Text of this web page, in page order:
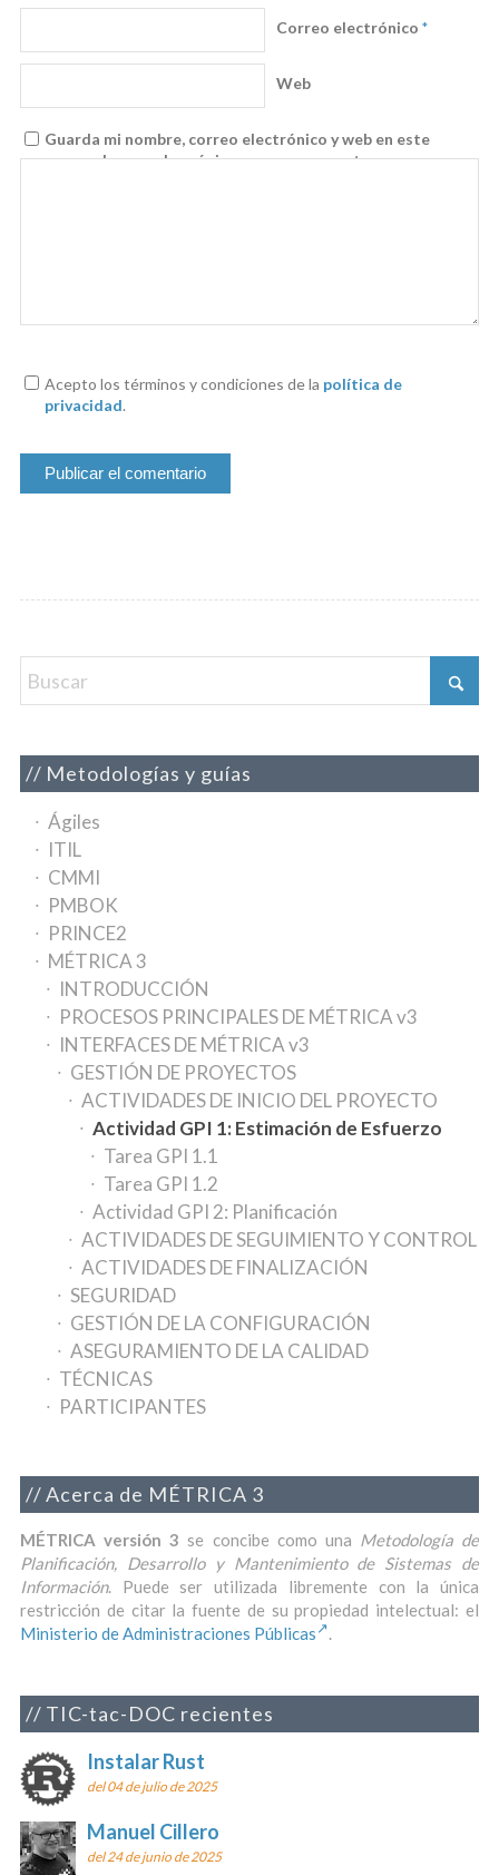
Correo electrónico *
Web
Guarda mi nombre, correo electrónico y web en este
navegador para la próxima vez que comente.
Acepto los términos y condiciones de la política de
privacidad.
Metodologías y guías
Ágiles
ITIL
CMMI
PMBOK
PRINCE2
MÉTRICA 3
INTRODUCCIÓN
PROCESOS PRINCIPALES DE MÉTRICA v3
INTERFACES DE MÉTRICA v3
GESTIÓN DE PROYECTOS
ACTIVIDADES DE INICIO DEL PROYECTO
Actividad GPI 1: Estimación de Esfuerzo
Tarea GPI 1.1
Tarea GPI 1.2
Actividad GPI 2: Planificación
ACTIVIDADES DE SEGUIMIENTO Y CONTROL
ACTIVIDADES DE FINALIZACIÓN
SEGURIDAD
GESTIÓN DE LA CONFIGURACIÓN
ASEGURAMIENTO DE LA CALIDAD
TÉCNICAS
PARTICIPANTES
Acerca de MÉTRICA 3
MÉTRICA versión 3 se concibe como una Metodología de
Planificación, Desarrollo y Mantenimiento de Sistemas de
Información. Puede ser utilizada libremente con la única
restricción de citar la fuente de su propiedad intelectual: el
Ministerio de Administraciones Públicas
.
TIC-tac-DOC recientes
Instalar Rust
del 04 de julio de 2025
Manuel Cillero
del 24 de junio de 2025